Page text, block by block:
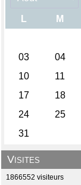
Visites
1866552 visiteurs